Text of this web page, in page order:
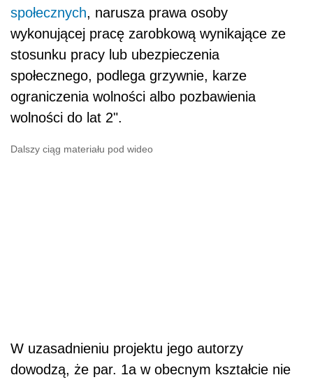
społecznych, narusza prawa osoby
wykonującej pracę zarobkową wynikające ze
stosunku pracy lub ubezpieczenia
społecznego, podlega grzywnie, karze
ograniczenia wolności albo pozbawienia
wolności do lat 2".
Dalszy ciąg materiału pod wideo
W uzasadnieniu projektu jego autorzy
dowodzą, że par. 1a w obecnym kształcie nie